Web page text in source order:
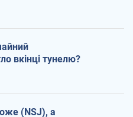
вкінці тунелю?
(NSJ), а